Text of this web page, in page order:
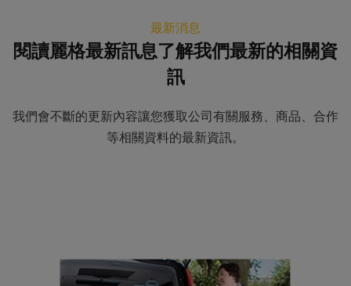
最新消息
閱讀麗格最新訊息了解我們最新的相關資
訊
我們會不斷的更新內容讓您獲取公司有關服務、商品、合作
等相關資料的最新資訊。